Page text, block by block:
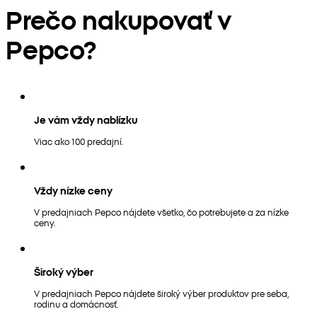
Prečo nakupovať v
Pepco?
Je vám vždy nablízku
Viac ako 100 predajní.
Vždy nízke ceny
V predajniach Pepco nájdete všetko, čo potrebujete a za nízke
ceny.
Široký výber
V predajniach Pepco nájdete široký výber produktov pre seba,
rodinu a domácnosť.